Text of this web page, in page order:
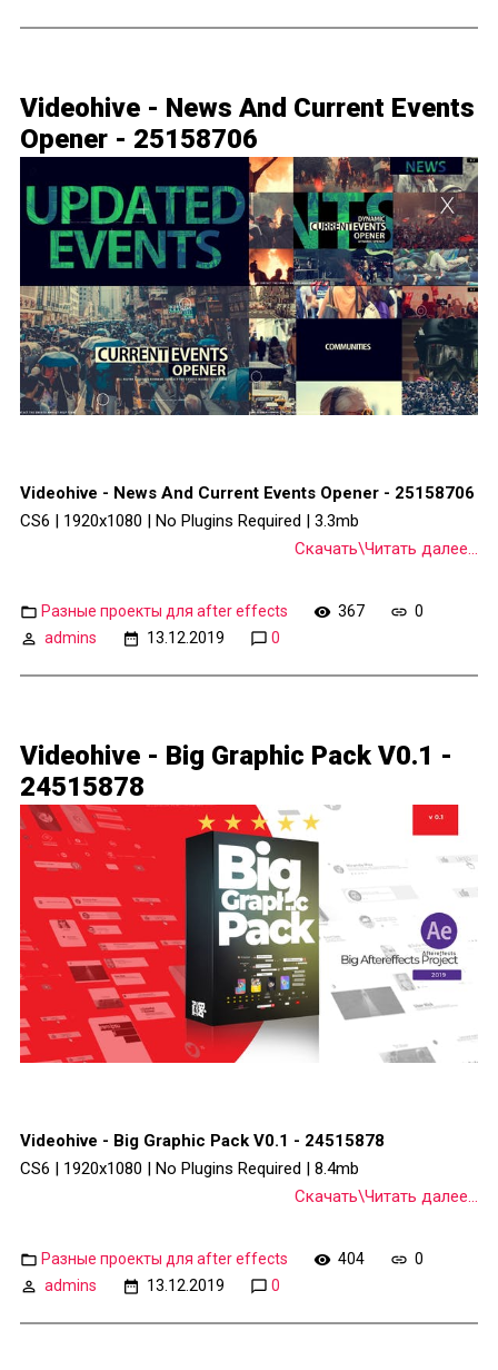
Videohive - News And Current Events
Opener - 25158706
Videohive - News And Current Events Opener - 25158706
CS6 | 1920x1080 | No Plugins Required | 3.3mb
Скачать\Читать далее...
Разные проекты для after effects 367
0
admins
13.12.2019 0
Videohive - Big Graphic Pack V0.1 -
24515878
Videohive - Big Graphic Pack V0.1 - 24515878
CS6 | 1920x1080 | No Plugins Required | 8.4mb
Скачать\Читать далее...
Разные проекты для after effects 404
0
admins
13.12.2019 0